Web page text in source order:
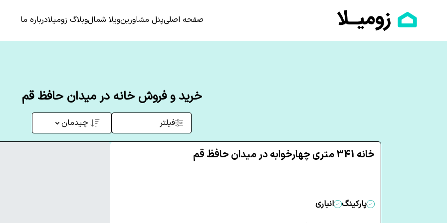
صفحه اصلیپنل مشاورینویلا شمالوبلاگ زومیلادرباره ما
خرید و فروش خانه در میدان حافظ قم
فیلتر چیدمان
خانه 341 متری چهارخوابه در میدان حافظ قم
پارکینگ
انباری